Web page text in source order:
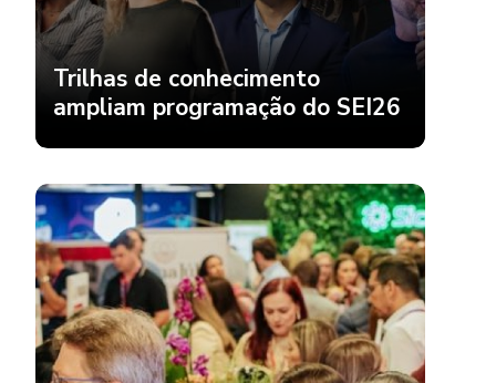
Trilhas de conhecimento
ampliam programação do SEI26